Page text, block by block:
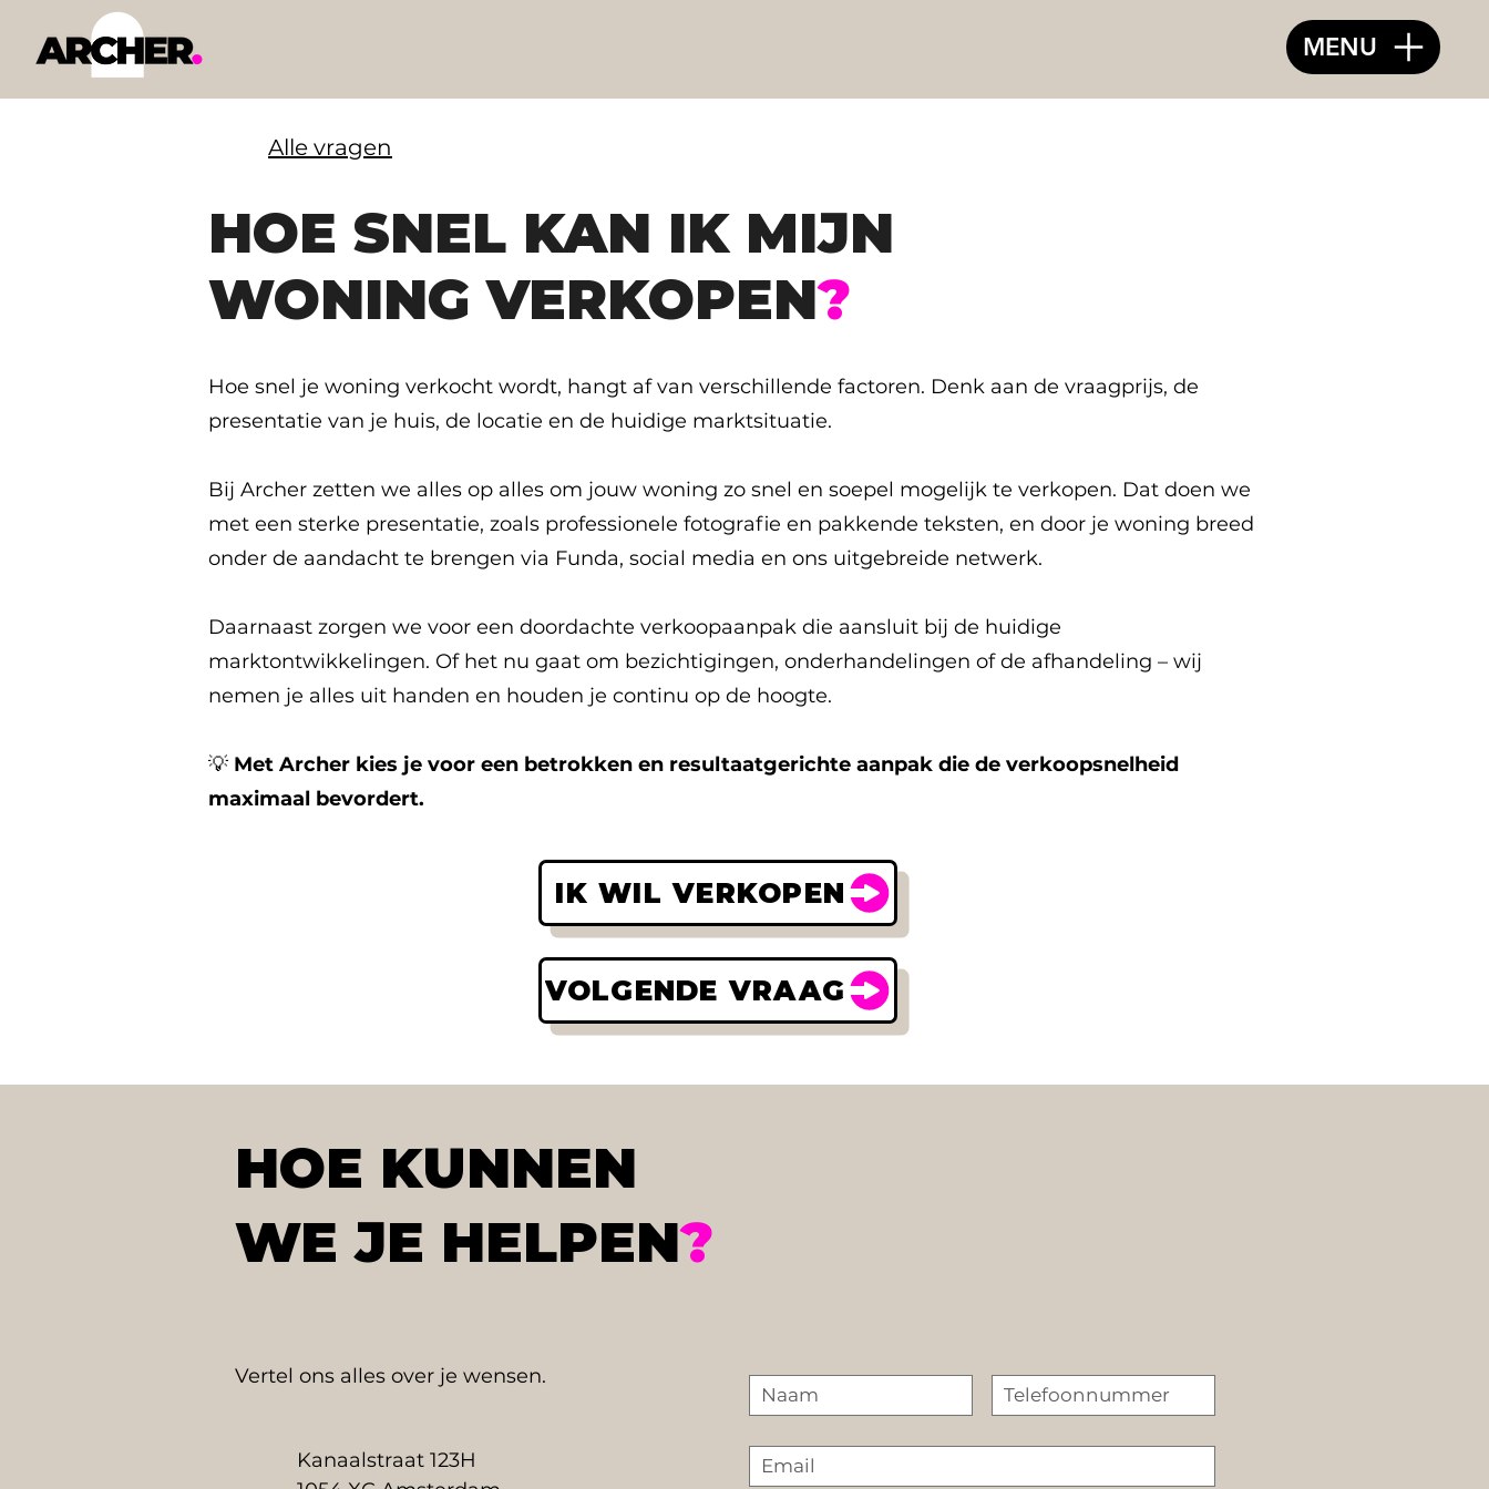
MENU
Alle vragen
HOE SNEL KAN IK MIJN
WONING VERKOPEN?
Hoe snel je woning verkocht wordt, hangt af van verschillende factoren. Denk aan de vraagprijs, de
presentatie van je huis, de locatie en de huidige marktsituatie.
Bij Archer zetten we alles op alles om jouw woning zo snel en soepel mogelijk te verkopen. Dat doen we
met een sterke presentatie, zoals professionele fotografie en pakkende teksten, en door je woning breed
onder de aandacht te brengen via Funda, social media en ons uitgebreide netwerk.
Daarnaast zorgen we voor een doordachte verkoopaanpak die aansluit bij de huidige
marktontwikkelingen. Of het nu gaat om bezichtigingen, onderhandelingen of de afhandeling – wij
nemen je alles uit handen en houden je continu op de hoogte.
💡 Met Archer kies je voor een betrokken en resultaatgerichte aanpak die de verkoopsnelheid
maximaal bevordert.
IK WIL VERKOPEN
VOLGENDE VRAAG
HOE KUNNEN
WE JE HELPEN?
Vertel ons alles over je wensen.
Kanaalstraat 123H